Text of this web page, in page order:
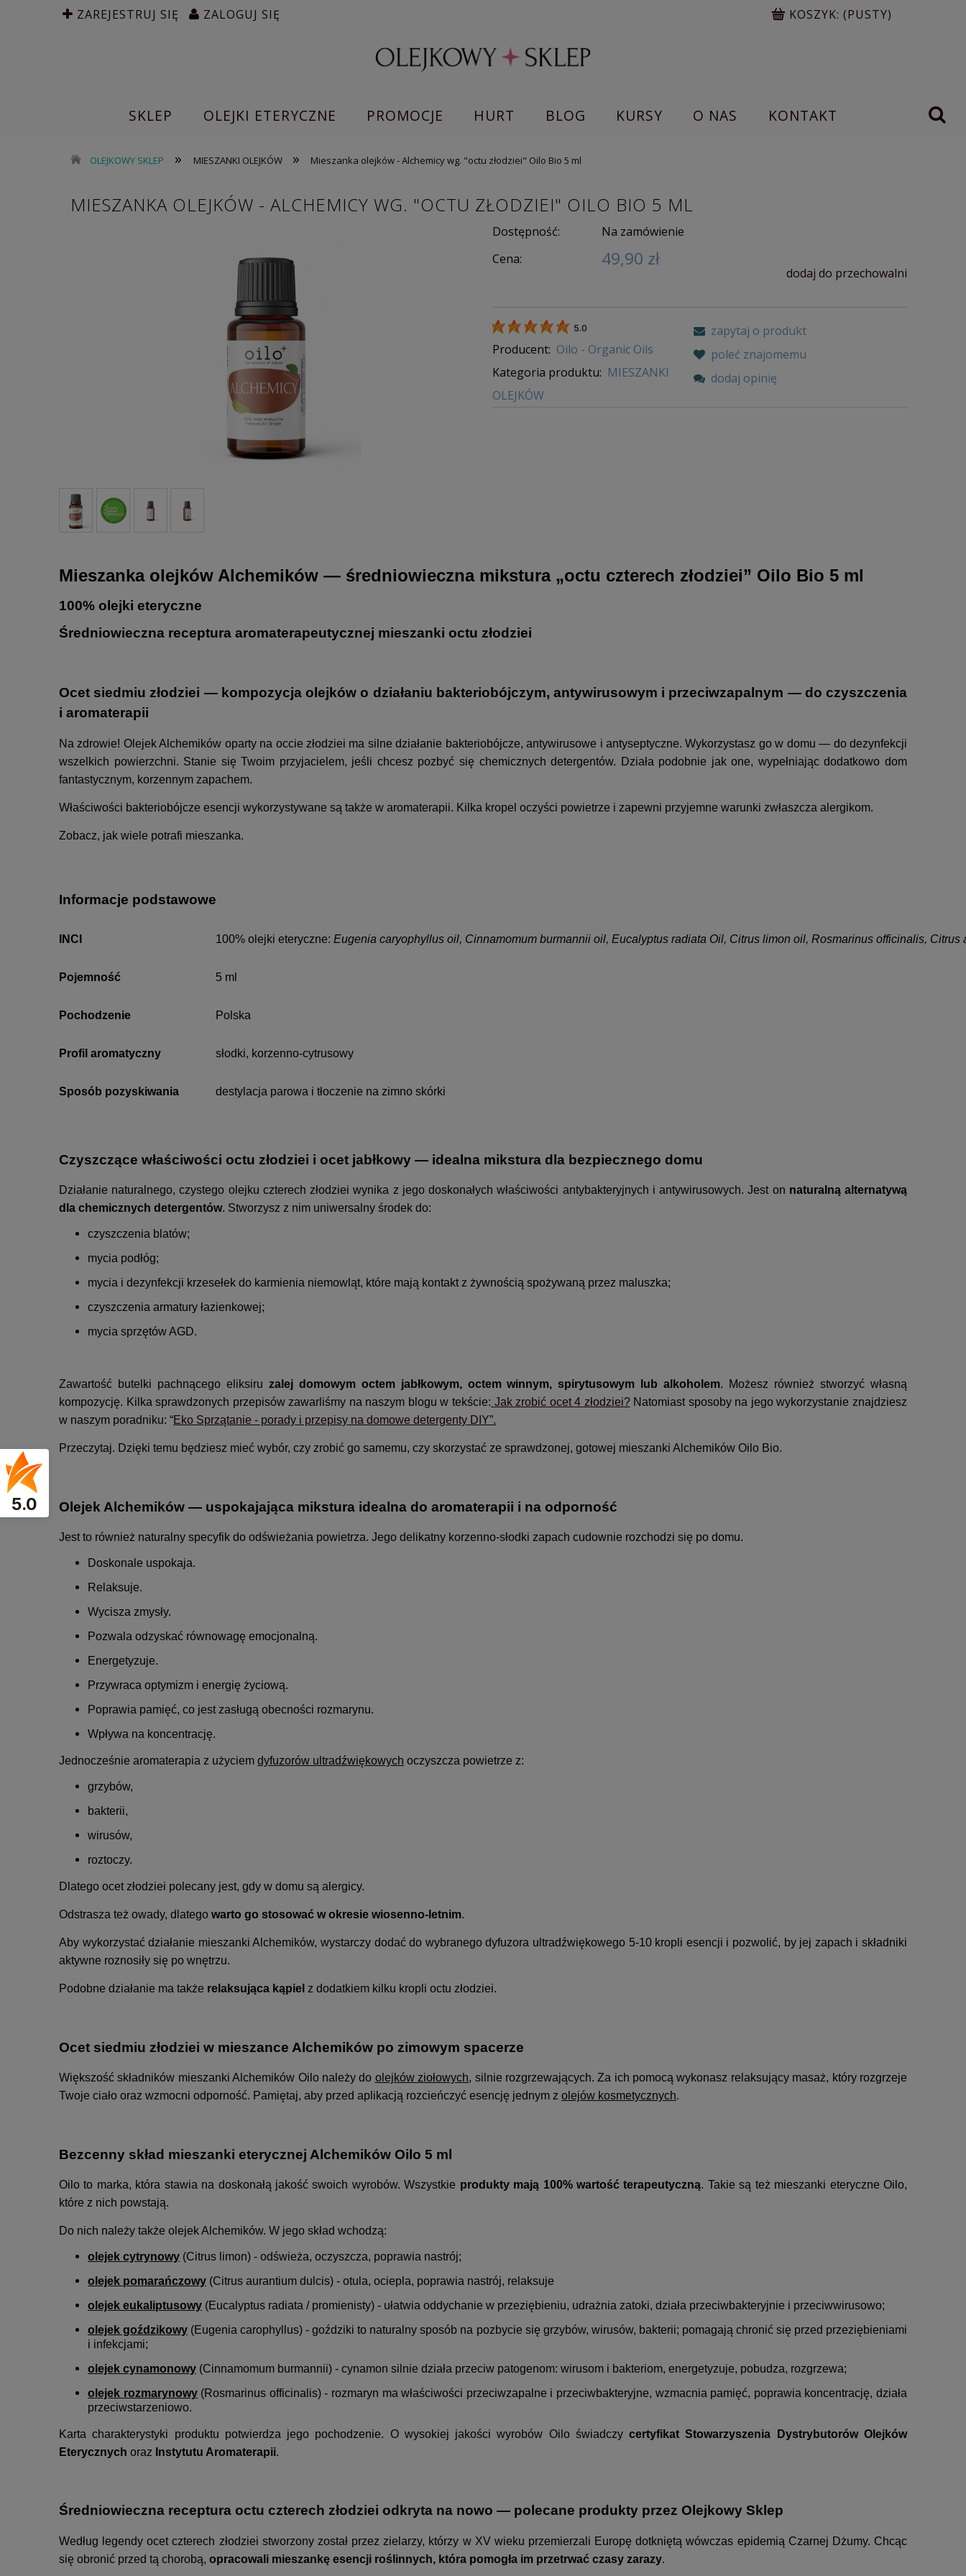
ZAREJESTRUJ SIĘ ZALOGUJ SIĘ KOSZYK: (PUSTY)
SKLEP OLEJKI ETERYCZNE PROMOCJE HURT BLOG KURSY O NAS KONTAKT
OLEJKOWY SKLEP » MIESZANKI OLEJKÓW » Mieszanka olejków - Alchemicy wg. "octu złodziei" Oilo Bio 5 ml
MIESZANKA OLEJKÓW - ALCHEMICY WG. "OCTU ZŁODZIEI" OILO BIO 5 ML
Dostępność:
Na zamówienie
Cena:
49,90 zł
dodaj do przechowalni
5.0
Producent: Oilo - Organic Oils
Kategoria produktu: MIESZANKI
OLEJKÓW
zapytaj o produkt
poleć znajomemu
dodaj opinię
Mieszanka olejków Alchemików — średniowieczna mikstura „octu czterech złodziei” Oilo Bio 5 ml
100% olejki eteryczne
Średniowieczna receptura aromaterapeutycznej mieszanki octu złodziei
Ocet siedmiu złodziei — kompozycja olejków o działaniu bakteriobójczym, antywirusowym i przeciwzapalnym — do czyszczenia
i aromaterapii
Na zdrowie! Olejek Alchemików oparty na occie złodziei ma silne działanie bakteriobójcze, antywirusowe i antyseptyczne. Wykorzystasz go w domu — do dezynfekcji
wszelkich powierzchni. Stanie się Twoim przyjacielem, jeśli chcesz pozbyć się chemicznych detergentów. Działa podobnie jak one, wypełniając dodatkowo dom
fantastycznym, korzennym zapachem.
Właściwości bakteriobójcze esencji wykorzystywane są także w aromaterapii. Kilka kropel oczyści powietrze i zapewni przyjemne warunki zwłaszcza alergikom.
Zobacz, jak wiele potrafi mieszanka.
Informacje podstawowe
INCI 100% olejki eteryczne: Eugenia caryophyllus oil, Cinnamomum burmannii oil, Eucalyptus radiata Oil, Citrus limon oil, Rosmarinus officinalis, Citrus
Pojemność 5 ml
Pochodzenie Polska
Profil aromatyczny słodki, korzenno-cytrusowy
Sposób pozyskiwania destylacja parowa i tłoczenie na zimno skórki
Czyszczące właściwości octu złodziei i ocet jabłkowy — idealna mikstura dla bezpiecznego domu
Działanie naturalnego, czystego olejku czterech złodziei wynika z jego doskonałych właściwości antybakteryjnych i antywirusowych. Jest on naturalną alternatywą
dla chemicznych detergentów. Stworzysz z nim uniwersalny środek do:
czyszczenia blatów;
mycia podłóg;
mycia i dezynfekcji krzesełek do karmienia niemowląt, które mają kontakt z żywnością spożywaną przez maluszka;
czyszczenia armatury łazienkowej;
mycia sprzętów AGD.
Zawartość butelki pachnącego eliksiru zalej domowym octem jabłkowym, octem winnym, spirytusowym lub alkoholem. Możesz również stworzyć własną
kompozycję. Kilka sprawdzonych przepisów zawarliśmy na naszym blogu w tekście: Jak zrobić ocet 4 złodziei?Natomiast sposoby na jego wykorzystanie znajdziesz
w naszym poradniku: “Eko Sprzątanie - porady i przepisy na domowe detergenty DIY”.
Przeczytaj. Dzięki temu będziesz mieć wybór, czy zrobić go samemu, czy skorzystać ze sprawdzonej, gotowej mieszanki Alchemików Oilo Bio.
Olejek Alchemików — uspokajająca mikstura idealna do aromaterapii i na odporność
Jest to również naturalny specyfik do odświeżania powietrza. Jego delikatny korzenno-słodki zapach cudownie rozchodzi się po domu.
Doskonale uspokaja.
Relaksuje.
Wycisza zmysły.
Pozwala odzyskać równowagę emocjonalną.
Energetyzuje.
Przywraca optymizm i energię życiową.
Poprawia pamięć, co jest zasługą obecności rozmarynu.
Wpływa na koncentrację.
Jednocześnie aromaterapia z użyciem dyfuzorów ultradźwiękowych oczyszcza powietrze z:
grzybów,
bakterii,
wirusów,
roztoczy.
Dlatego ocet złodziei polecany jest, gdy w domu są alergicy.
Odstrasza też owady, dlatego warto go stosować w okresie wiosenno-letnim.
Aby wykorzystać działanie mieszanki Alchemików, wystarczy dodać do wybranego dyfuzora ultradźwiękowego 5-10 kropli esencji i pozwolić, by jej zapach i składniki
aktywne roznosiły się po wnętrzu.
Podobne działanie ma także relaksująca kąpiel z dodatkiem kilku kropli octu złodziei.
Ocet siedmiu złodziei w mieszance Alchemików po zimowym spacerze
Większość składników mieszanki Alchemików Oilo należy do olejków ziołowych, silnie rozgrzewających. Za ich pomocą wykonasz relaksujący masaż, który rozgrzeje
Twoje ciało oraz wzmocni odporność. Pamiętaj, aby przed aplikacją rozcieńczyć esencję jednym z olejów kosmetycznych.
Bezcenny skład mieszanki eterycznej Alchemików Oilo 5 ml
Oilo to marka, która stawia na doskonałą jakość swoich wyrobów. Wszystkie produkty mają 100% wartość terapeutyczną. Takie są też mieszanki eteryczne Oilo,
które z nich powstają.
Do nich należy także olejek Alchemików. W jego skład wchodzą:
olejek cytrynowy (Citrus limon) - odświeża, oczyszcza, poprawia nastrój;
olejek pomarańczowy (Citrus aurantium dulcis) - otula, ociepla, poprawia nastrój, relaksuje
olejek eukaliptusowy (Eucalyptus radiata / promienisty) - ułatwia oddychanie w przeziębieniu, udrażnia zatoki, działa przeciwbakteryjnie i przeciwwirusowo;
olejek goździkowy (Eugenia carophyllus) - goździki to naturalny sposób na pozbycie się grzybów, wirusów, bakterii; pomagają chronić się przed przeziębieniami
i infekcjami;
olejek cynamonowy (Cinnamomum burmannii) - cynamon silnie działa przeciw patogenom: wirusom i bakteriom, energetyzuje, pobudza, rozgrzewa;
olejek rozmarynowy(Rosmarinus officinalis) - rozmaryn ma właściwości przeciwzapalne i przeciwbakteryjne, wzmacnia pamięć, poprawia koncentrację, działa
przeciwstarzeniowo.
Karta charakterystyki produktu potwierdza jego pochodzenie. O wysokiej jakości wyrobów Oilo świadczycertyfikat Stowarzyszenia Dystrybutorów Olejków
Eterycznych oraz Instytutu Aromaterapii.
Średniowieczna receptura octu czterech złodziei odkryta na nowo — polecane produkty przez Olejkowy Sklep
Według legendy ocet czterech złodziei stworzony został przez zielarzy, którzy w XV wieku przemierzali Europę dotkniętą wówczas epidemią Czarnej Dżumy. Chcąc
się obronić przed tą chorobą, opracowali mieszankę esencji roślinnych, która pomogła im przetrwać czasy zarazy.
5.0